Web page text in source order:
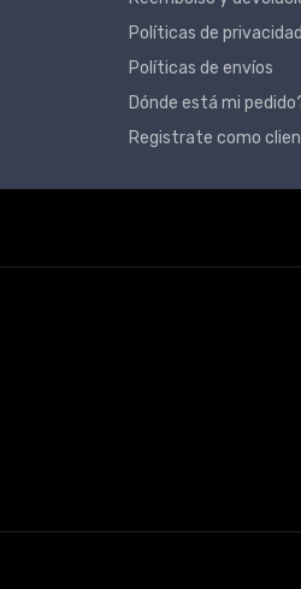
Políticas de privacidad
Políticas de envíos
Dónde está mi
Registrate como